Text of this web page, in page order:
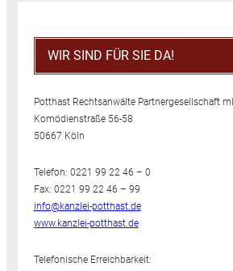
WIR SIND FÜR SIE DA!
Potthast Rechtsanwälte Partnergesellschaft
Komödienstraße 56-58
50667 Köln
Telefon: 0221 99 22 46 – 0
Fax: 0221 99 22 46 – 99
info@kanzlei-potthast.de
www.kanzlei-potthast.de
Telefonische Erreichbarkeit: